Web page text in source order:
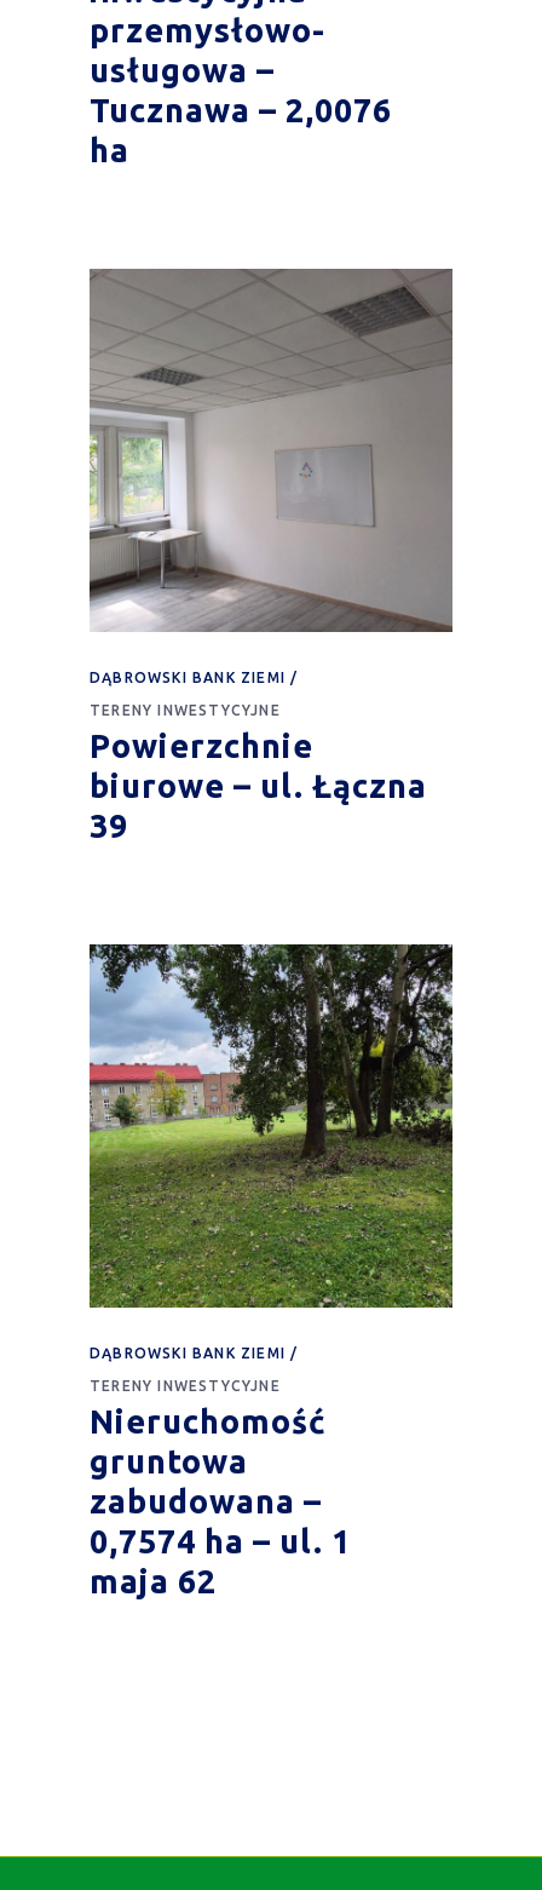
przemysłowo-
usługowa –
Tucznawa – 2,0076
ha
DĄBROWSKI BANK ZIEMI
TERENY INWESTYCYJNE
Powierzchnie
biurowe – ul. Łączna
39
DĄBROWSKI BANK ZIEMI
TERENY INWESTYCYJNE
Nieruchomość
gruntowa
zabudowana –
0,7574 ha – ul. 1
maja 62